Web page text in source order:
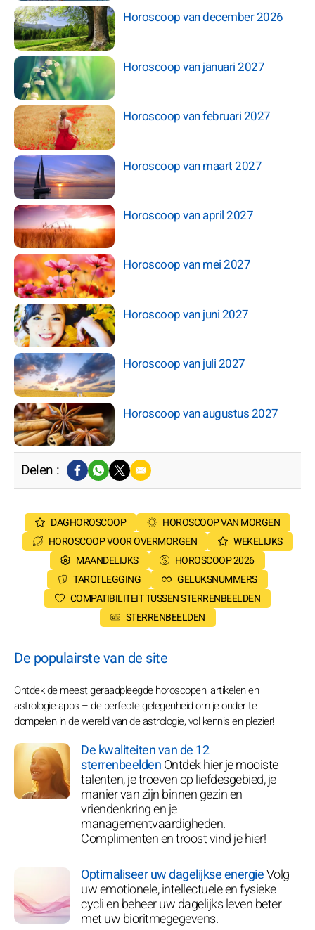
Horoscoop van december 2026
Horoscoop van januari 2027
Horoscoop van februari 2027
Horoscoop van maart 2027
Horoscoop van april 2027
Horoscoop van mei 2027
Horoscoop van juni 2027
Horoscoop van juli 2027
Horoscoop van augustus 2027
Delen :
DAGHOROSCOOP
HOROSCOOP VAN MORGEN
HOROSCOOP VOOR OVERMORGEN
WEKELIJKS
MAANDELIJKS
HOROSCOOP 2026
TAROTLEGGING
GELUKSNUMMERS
COMPATIBILITEIT TUSSEN STERRENBEELDEN
STERRENBEELDEN
De populairste van de site
Ontdek de meest geraadpleegde horoscopen, artikelen en
astrologie-apps – de perfecte gelegenheid om je onder te
dompelen in de wereld van de astrologie, vol kennis en plezier!
De kwaliteiten van de 12
sterrenbeeldenOntdek hier je mooiste
talenten, je troeven op liefdesgebied, je
manier van zijn binnen gezin en
vriendenkring en je
managementvaardigheden.
Complimenten en troost vind je hier!
Optimaliseer uw dagelijkse energieVolg
uw emotionele, intellectuele en fysieke
cycli en beheer uw dagelijks leven beter
met uw bioritmegegevens.